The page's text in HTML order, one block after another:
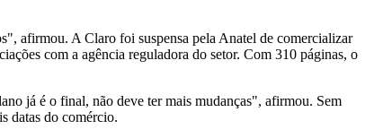
afirmou. A Claro foi suspensa pela Anatel de comercializar
com a agência reguladora do setor. Com 310 páginas, o
já é o final, não deve ter mais mudanças", afirmou. Sem
datas do comércio.